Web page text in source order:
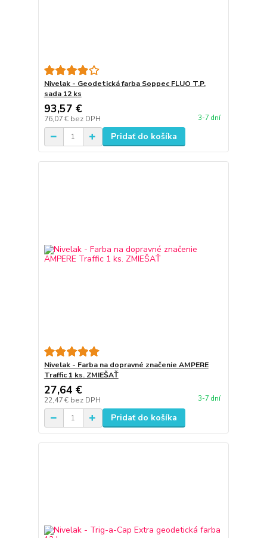
Nivelak - Geodetická farba Soppec FLUO T.P.
sada 12 ks
93,57 €
76,07 € bez DPH 3-7 dní
Pridať do košíka
Nivelak - Farba na dopravné značenie AMPERE
Traffic 1 ks. ZMIEŠAŤ
27,64 €
22,47 € bez DPH 3-7 dní
Pridať do košíka